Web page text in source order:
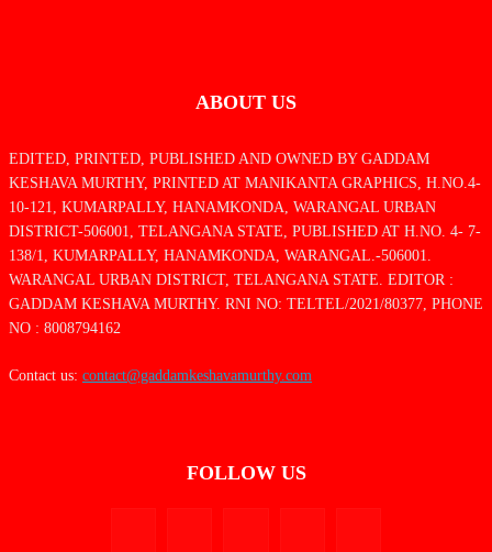
ABOUT US
EDITED, PRINTED, PUBLISHED AND OWNED BY GADDAM
KESHAVA MURTHY, PRINTED AT MANIKANTA GRAPHICS, H.NO.4-
10-121, KUMARPALLY, HANAMKONDA, WARANGAL URBAN
DISTRICT-506001, TELANGANA STATE, PUBLISHED AT H.NO. 4- 7-
138/1, KUMARPALLY, HANAMKONDA, WARANGAL.-506001.
WARANGAL URBAN DISTRICT, TELANGANA STATE. EDITOR :
GADDAM KESHAVA MURTHY. RNI NO: TELTEL/2021/80377, PHONE
NO : 8008794162
Contact us: contact@gaddamkeshavamurthy.com
FOLLOW US